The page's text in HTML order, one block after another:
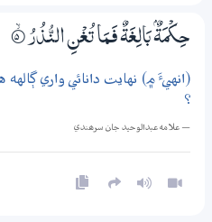
حِكْمَةٌۢ بَالِغَةٌ فَـمَا تُغْنِ النُّذُرُ 5‏۝ۙ
(انهيءَ ۾) نهايت دانائي واري
؟
— علامه عبدالوحيد جان سرھندي